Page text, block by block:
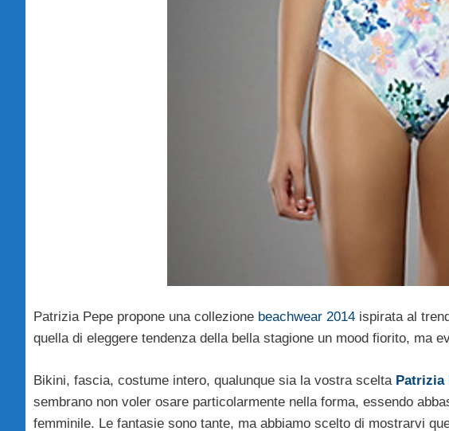
Patrizia Pepe propone una collezione beachwear 2014 ispirata al
quella di eleggere tendenza della bella stagione un mood fiorito, ma
Bikini, fascia, costume intero, qualunque sia la vostra scelta Patrizia
sembrano non voler osare particolarmente nella forma, essendo
femminile. Le fantasie sono tante, ma abbiamo scelto di mostrarvi